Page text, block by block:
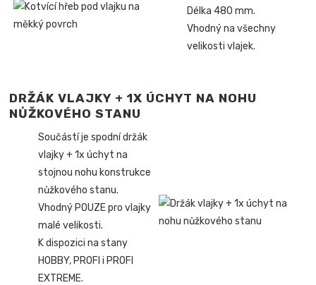
Délka 480 mm.
Vhodný na všechny
velikosti vlajek.
DRŽÁK VLAJKY + 1X ÚCHYT NA NOHU
NŮŽKOVÉHO STANU
Součástí je spodní držák
vlajky + 1x úchyt na
stojnou nohu konstrukce
nůžkového stanu.
Vhodný POUZE pro vlajky
malé velikosti.
K dispozici na stany
HOBBY, PROFI i PROFI
EXTREME.